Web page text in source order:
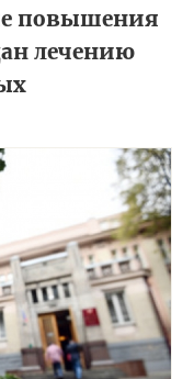
повышения
лечению